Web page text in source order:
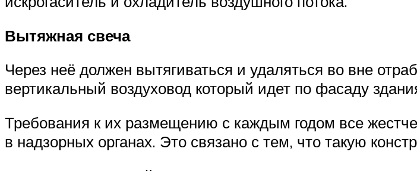
Вытяжная свеча
Через неё должен вытягиваться и удаляться во вне
вертикальный воздуховод который идет по фасаду
Требования к их размещению с каждым годом все
в надзорных органах. Это связано с тем, что такую